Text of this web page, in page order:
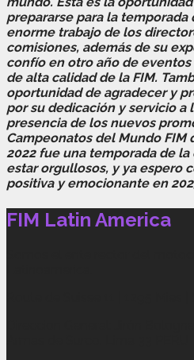
prepararse para la temporada
enorme trabajo de los
comisiones, además de su
confío en otro año de
de alta calidad de la FIM.
oportunidad de agradecer y
por su dedicación y servicio a
presencia de los nuevos
Campeonatos del Mundo FIM
2022 fue una temporada de
estar orgullosos, y ya espero
positiva y emocionante en
FIM Latin America